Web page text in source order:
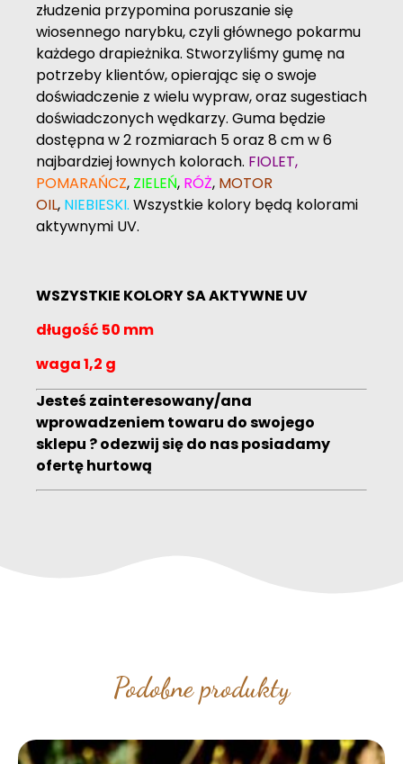
złudzenia przypomina poruszanie się
wiosennego narybku, czyli głównego pokarmu
każdego drapieżnika. Stworzyliśmy gumę na
potrzeby klientów, opierając się o swoje
doświadczenie z wielu wypraw, oraz sugestiach
doświadczonych wędkarzy. Guma będzie
dostępna w 2 rozmiarach 5 oraz 8 cm w 6
najbardziej łownych kolorach. FIOLET,
POMARAŃCZ, ZIELEŃ, RÓŻ, MOTOR
OIL, NIEBIESKI. Wszystkie kolory będą kolorami
aktywnymi UV.
WSZYSTKIE KOLORY SA AKTYWNE UV
długość 50 mm
waga 1,2 g
Jesteś zainteresowany/ana
wprowadzeniem towaru do swojego
sklepu ? odezwij się do nas posiadamy
ofertę hurtową
Podobne produkty